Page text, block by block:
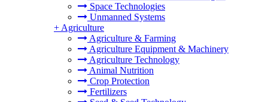
Space Technologies
Unmanned Systems
+ Agriculture
Agriculture & Farming
Agriculture Equipment & Machinery
Agriculture Technology
Animal Nutrition
Crop Protection
Fertilizers